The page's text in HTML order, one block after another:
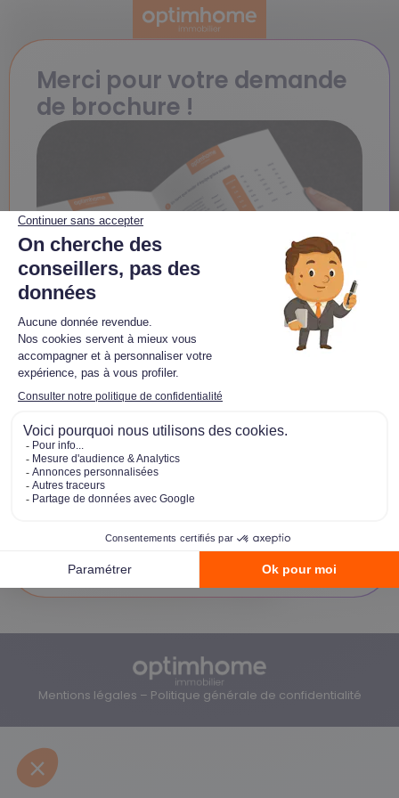
Merci pour votre demande
de brochure !​
Vous êtes à un clic de découvrir tout ce
qu’Optimhome Immobilier peut vous offrir !
Télécharger notre brochure
💡Le saviez-vous ?​
Optimhome Immobilier organise aussi des
réunions d’information en lignetoutes les
semaines. N’hésitez pas à vousinscrire ici.
Mentions légales – Politique générale de confidentialité